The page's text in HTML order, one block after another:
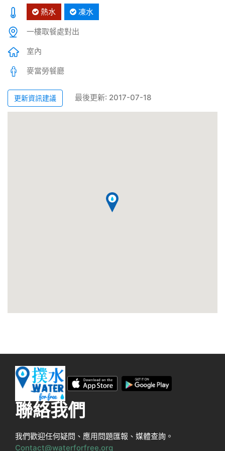
熱水 凍水
一樓取餐處對出
室內
麥當勞餐廳
更新資訊建議 最後更新: 2017-07-18
聯絡我們
我們歡迎任何疑問、應用問題匯報、媒體查詢。
Contact@waterforfree.org